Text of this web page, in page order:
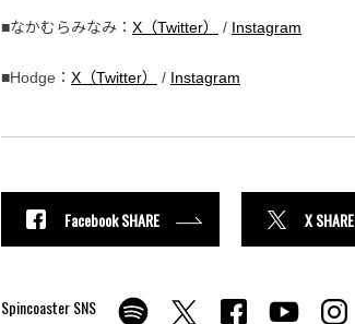
■なかむらみなみ： X（Twitter） / Instagram
■Hodge： X（Twitter） / Instagram
Facebook SHARE X SHARE
Spincoaster SNS